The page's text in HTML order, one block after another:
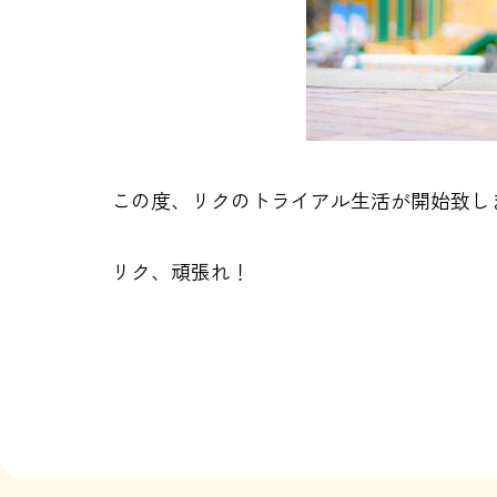
この度、リクのトライアル生活が開始致
リク、頑張れ！